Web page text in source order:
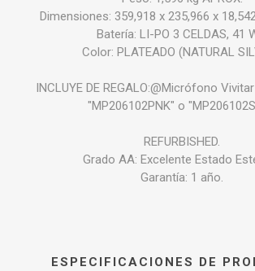
Dimensiones: 359,918 x 235,966 x
Batería: LI-PO 3 CELDAS, 41
Color: PLATEADO (NATURAL
INCLUYE DE REGALO:@Micrófono
"MP206102PNK" o
REFURBISHED.
Grado AA: Excelente Estado
Garantía: 1 año.
ESPECIFICACIONES DE